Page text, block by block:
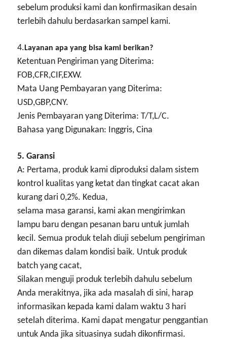
sebelum produksi kami dan konfirmasikan desain
terlebih dahulu berdasarkan sampel kami.
4.Layanan apa yang bisa kami berikan?
Ketentuan Pengiriman yang Diterima:
FOB,CFR,CIF,EXW.
Mata Uang Pembayaran yang Diterima:
USD,GBP,CNY.
Jenis Pembayaran yang Diterima: T/T,L/C.
Bahasa yang Digunakan: Inggris, Cina
5. Garansi
A: Pertama, produk kami diproduksi dalam sistem
kontrol kualitas yang ketat dan tingkat cacat akan
kurang dari 0,2%. Kedua,
selama masa garansi, kami akan mengirimkan
lampu baru dengan pesanan baru untuk jumlah
kecil. Semua produk telah diuji sebelum pengiriman
dan dikemas dalam kondisi baik. Untuk produk
batch yang cacat,
Silakan menguji produk terlebih dahulu sebelum
Anda merakitnya, jika ada masalah di sini, harap
informasikan kepada kami dalam waktu 3 hari
setelah diterima. Kami dapat mengatur penggantian
untuk Anda jika situasinya sudah dikonfirmasi.